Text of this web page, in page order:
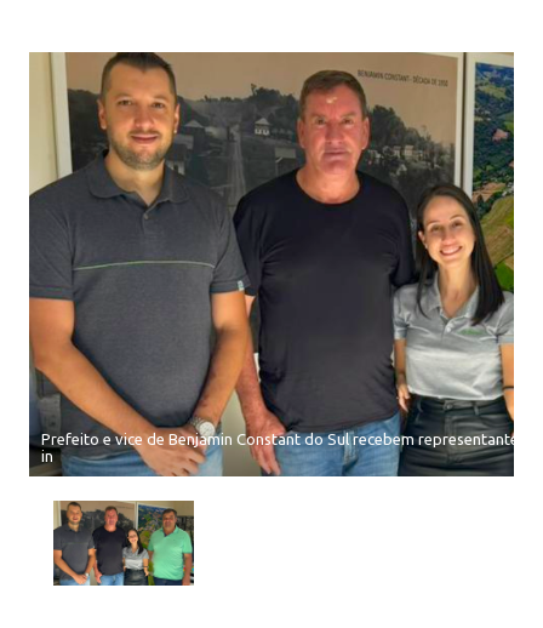
Prefeito e vice de Benjamin Constant do Sul recebem representantes
in